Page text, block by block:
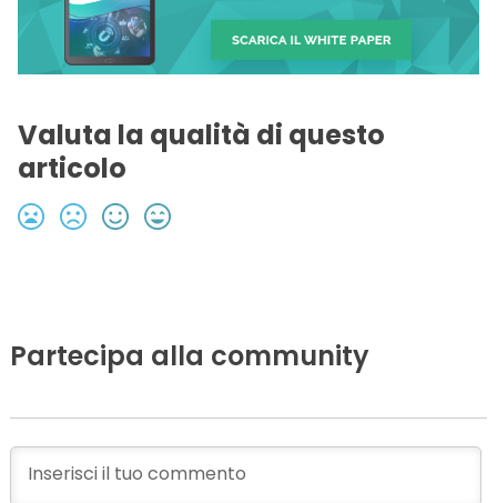
Valuta la qualità di questo
articolo
Partecipa alla community